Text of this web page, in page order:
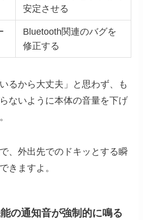
安定させる
Bluetooth関連のバグを
修正する
るから大丈夫」と思わず、も
ないように本体の音量を下げ
、外出先でのドキッとする瞬
きますよ。
の通知音が強制的に鳴る